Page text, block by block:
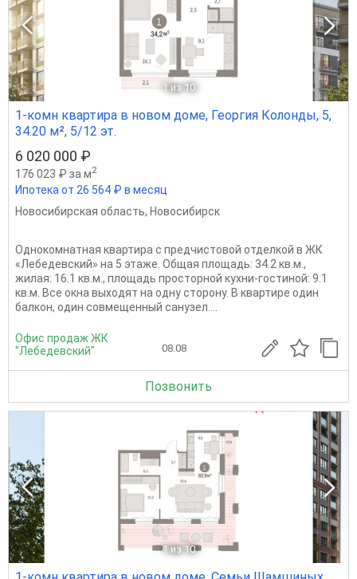
1 из 10
1-комн квартира в новом доме, Георгия Колонды, 5,
34.20 м², 5/12 эт.
6 020 000 ₽
176 023 ₽ за м2
Ипотека от 26 564 ₽ в месяц
Новосибирская область, Новосибирск
Однокомнатная квартира с предчистовой отделкой в ЖК
«Лебедевский» на 5 этаже. Общая площадь: 34.2 кв.м.,
жилая: 16.1 кв.м., площадь просторной кухни-гостиной: 9.1
кв.м. Все окна выходят на одну сторону. В квартире один
балкон, один совмещенный санузел....
Офис продаж ЖК
"Лебедевский"
08.08
Позвонить
1 из 10